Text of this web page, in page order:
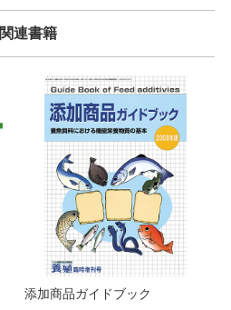
関連書籍
添加商品ガイドブック